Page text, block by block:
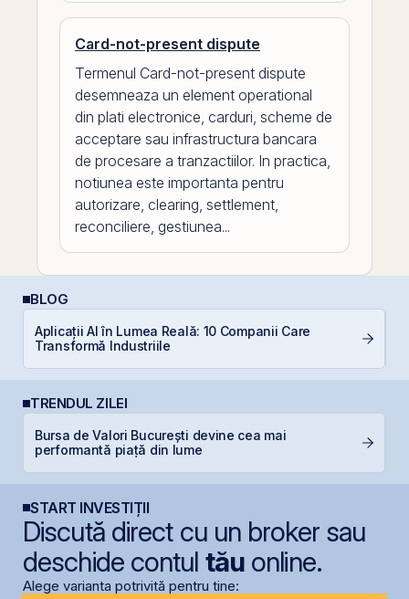
Card-not-present dispute
Termenul Card-not-present dispute
desemneaza un element operational
din plati electronice, carduri, scheme de
acceptare sau infrastructura bancara
de procesare a tranzactiilor. In practica,
notiunea este importanta pentru
autorizare, clearing, settlement,
reconciliere, gestiunea...
BLOG
Aplicații AI în Lumea Reală: 10 Companii Care
Transformă Industriile
TRENDUL ZILEI
Bursa de Valori București devine cea mai
performantă piață din lume
START INVESTIȚII
Discută direct cu un broker sau
deschide contul tăuonline.
Alege varianta potrivită pentru tine: